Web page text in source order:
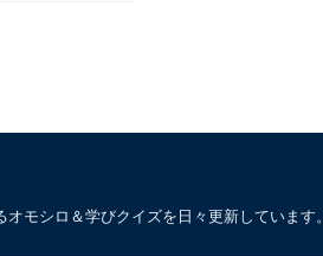
モシロ＆学びクイズを日々更新しています。